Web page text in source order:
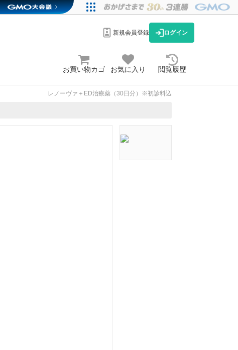
新規会員登録 ログイン
お買い物カゴ お気に入り 閲覧履歴
レノーヴァ＋ED治療薬（30日分）※初診料込